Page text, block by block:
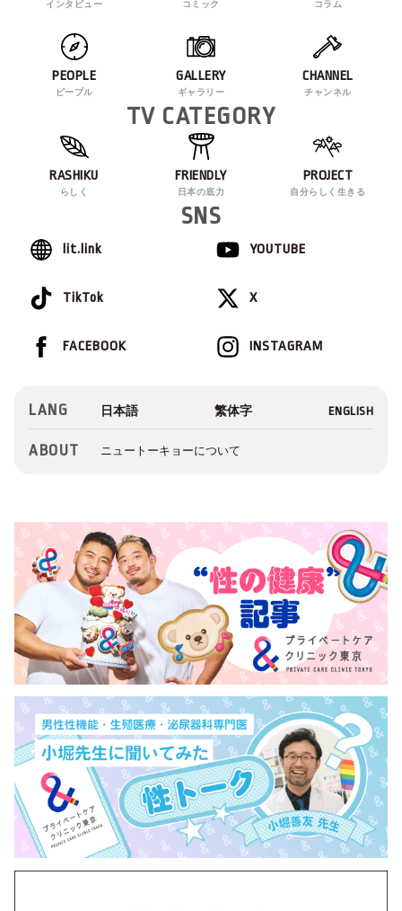
インタビュー コミック コラム
PEOPLE
ピープル
GALLERY
ギャラリー
CHANNEL
チャンネル
TV CATEGORY
RASHIKU
らしく
FRIENDLY
日本の底力
PROJECT
自分らしく生きる
SNS
lit.link YOUTUBE
TikTok X
INSTAGRAM
FACEBOOK
LANG
ABOUT ニュートーキョーについて